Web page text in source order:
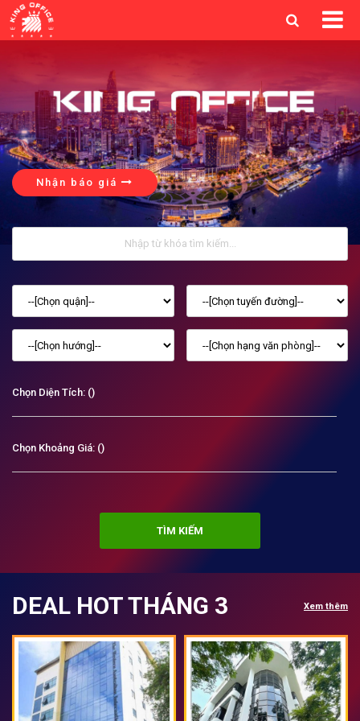
Nhận báo giá
Chọn Diện Tích: (0 đến 2000
Chọn Khoảng Giá: (0 đến 5000
TÌM KIẾM
DEAL HOT THÁNG 3 Xem thêm